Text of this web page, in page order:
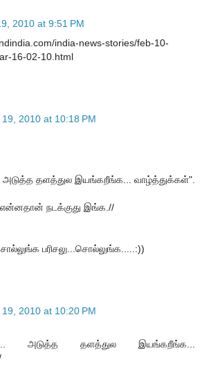
2010 at 9:51 PM
india-news-stories/feb-10-
16-02-10.html
2010 at 10:18 PM
அடுத்த தளத்துல இயங்கறீங்க... வாழ்த்துக்கள்".
நடக்குது இங்க.//
பரிசலு...சொல்லுங்க.....:))
2010 at 10:20 PM
அடுத்த தளத்துல இயங்கறீங்க...